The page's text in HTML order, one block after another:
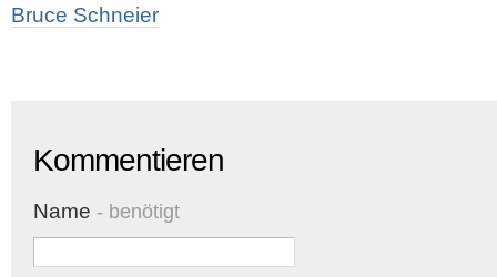
Bruce Schneier
Kommentieren
Name - benötigt